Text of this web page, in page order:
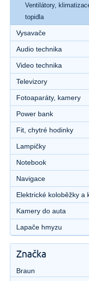
Ventilátory,
topidla
Vysavače
Audio technika
Video technika
Televizory
Fotoaparáty, kamery
Power bank
Fit, chytré hodinky
Lampičky
Notebook
Navigace
Elektrické koloběžky a
Kamery do auta
Lapače hmyzu
Značka
Braun